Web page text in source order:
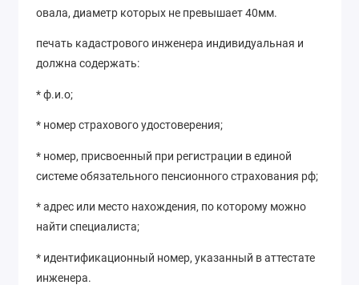
овала, диаметр которых не превышает 40мм.
печать кадастрового инженера индивидуальная и
должна содержать:
* ф.и.о;
* номер страхового удостоверения;
* номер, присвоенный при регистрации в единой
системе обязательного пенсионного страхования рф;
* адрес или место нахождения, по которому можно
найти специалиста;
* идентификационный номер, указанный в аттестате
инженера.